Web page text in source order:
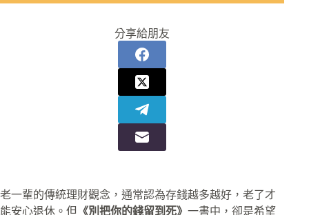
分享給朋友
老一輩的傳統理財觀念，通常認為存錢越多越好，老了才
能安心退休。但 《別把你的錢留到死》 一書中，卻是希望